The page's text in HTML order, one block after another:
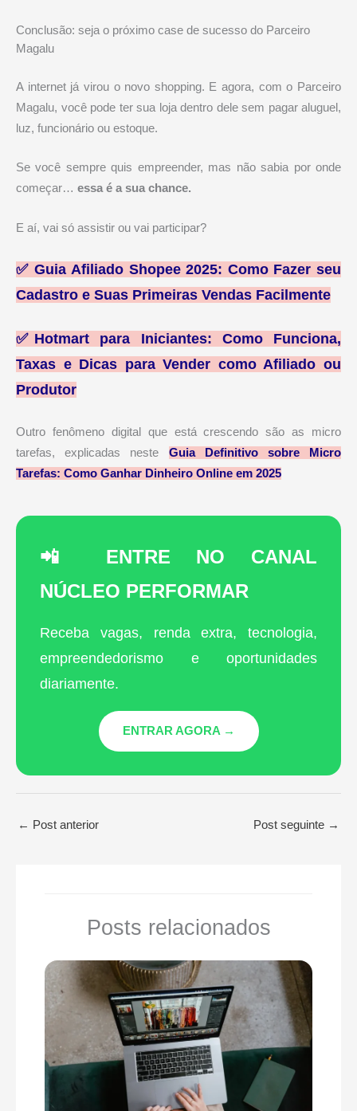
Conclusão: seja o próximo case de sucesso do Parceiro
Magalu
A internet já virou o novo shopping. E agora, com o Parceiro
Magalu, você pode ter sua loja dentro dele sem pagar aluguel,
luz, funcionário ou estoque.
Se você sempre quis empreender, mas não sabia por onde
começar… essa é a sua chance.
E aí, vai só assistir ou vai participar?
✅ Guia Afiliado Shopee 2025: Como Fazer seu
Cadastro e Suas Primeiras Vendas Facilmente
✅ Hotmart para Iniciantes: Como Funciona,
Taxas e Dicas para Vender como Afiliado ou
Produtor
Outro fenômeno digital que está crescendo são as micro
tarefas, explicadas neste Guia Definitivo sobre Micro
Tarefas: Como Ganhar Dinheiro Online em 2025
📲 ENTRE NO CANAL
NÚCLEO PERFORMAR
Receba vagas, renda extra, tecnologia,
empreendedorismo e oportunidades
diariamente.
ENTRAR AGORA →
← Post anterior Post seguinte →
Posts relacionados